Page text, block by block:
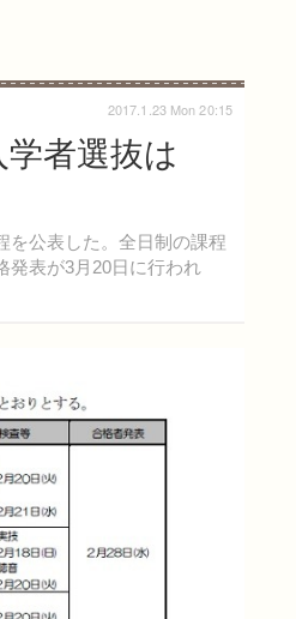
学者選抜は
を公表した。全日制の課程
発表が3月20日に行われ
2017.1.23 Mon 20:15